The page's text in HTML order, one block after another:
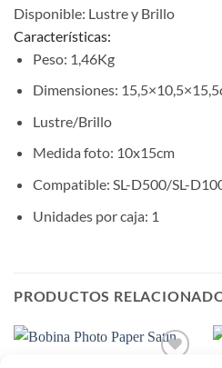
Disponible: Lustre y Brillo
Características:
Peso: 1,46Kg
Dimensiones:
Lustre/Brillo
Medida foto: 10x15cm
Compatible: SL-D500/SL-
Unidades por caja: 1
PRODUCTOS